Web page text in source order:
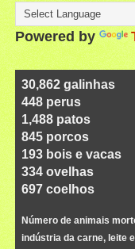
Powered by
32,525 galinhas
473 perus
1,568 patos
890 porcos
203 bois e vacas
352 ovelhas
734 coelhos
Número de animais
indústria da carne, leite